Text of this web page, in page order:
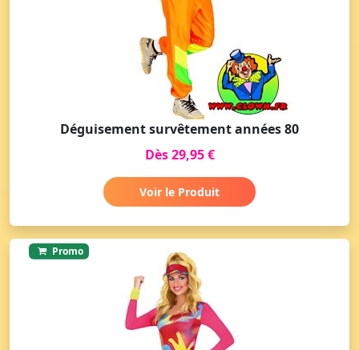
Déguisement survêtement années 80
Dès 29,95 €
Voir le Produit
Promo